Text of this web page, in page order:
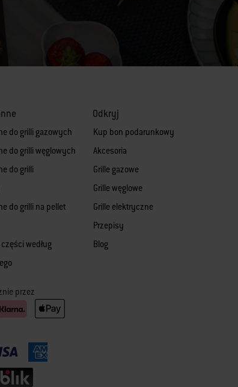
do grilli gazowych
do grilli węglowych
do grilli
do grilli na pellet
według
przez
Odkryj
Kup bon podarunkowy
Akcesoria
Grille gazowe
Grille węglowe
Grille elektryczne
Przepisy
Blog